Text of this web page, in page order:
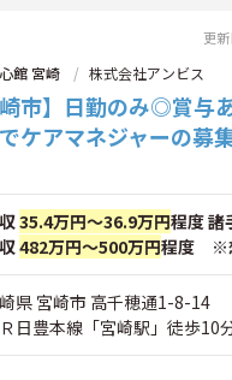
是非一度マイナビまでお問合せ下
お伝えします。
更
館 宮崎 株式会社アンビス
崎市】日勤のみ◎賞与
ケアマネジャーの募
35.4万円～36.9万円程度 諸
482万円～500万円程度 ※
県 宮崎市 高千穂通1-8-14
日豊本線「宮崎駅」徒歩10